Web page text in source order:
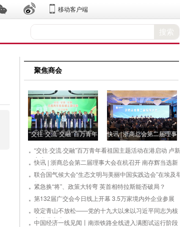
移动客户端
聚焦商会
“交往·交流·交融”百万青年
看祖国主
快讯 | 浙商总会第二届理事
大会在杭召开
“交往·交流·交融”百万青年看祖国主题活动在港启动 卢新
宁出
快讯 | 浙商总会第二届理事大会在杭召开 南存辉当选新
一届会长
联合国气候大会“生态文明与美丽中国实践边会”在埃及举
行
紧急换“将”、政策大转弯 英首相特拉斯能否破局？
第132届广交会今日线上开幕 3.5万家境内外企业参展
咬定青山不放松——党的十九大以来以习近平同志为核
心的党中央
中国经济一线见闻丨南崇铁路全线进入满图试运行阶段